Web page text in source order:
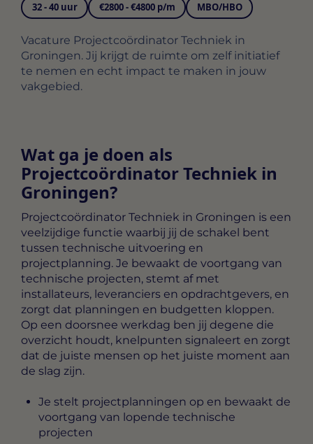
32 - 40 uur €2800 - €4800 p/m MBO/HBO
Vacature Projectcoördinator Techniek in
Groningen. Jij krijgt de ruimte om zelf initiatief
te nemen en echt impact te maken in jouw
vakgebied.
Wat ga je doen als
Projectcoördinator Techniek in
Groningen?
Projectcoördinator Techniek in Groningen is een
veelzijdige functie waarbij jij de schakel bent
tussen technische uitvoering en
projectplanning. Je bewaakt de voortgang van
technische projecten, stemt af met
installateurs, leveranciers en opdrachtgevers, en
zorgt dat planningen en budgetten kloppen.
Op een doorsnee werkdag ben jij degene die
overzicht houdt, knelpunten signaleert en zorgt
dat de juiste mensen op het juiste moment aan
de slag zijn.
Je stelt projectplanningen op en bewaakt de
voortgang van lopende technische
projecten